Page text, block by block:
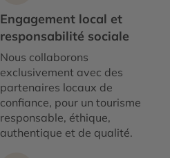
Engagement local et
responsabilité sociale
Nous collaborons
exclusivement avec des
partenaires locaux de
confiance, pour un tourisme
responsable, éthique,
authentique et de qualité.